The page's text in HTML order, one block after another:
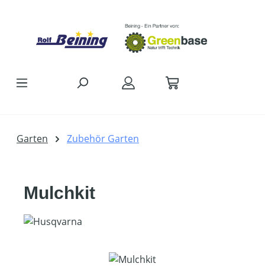
Garten Zubehör Garten
Mulchkit
Bildergalerie überspringen